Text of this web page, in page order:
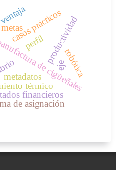
de cigüeñales
térmico
financieros
casos prácticos
productividad
metas
metadatos
de asignación
robótica
eje
perfil
ventaja